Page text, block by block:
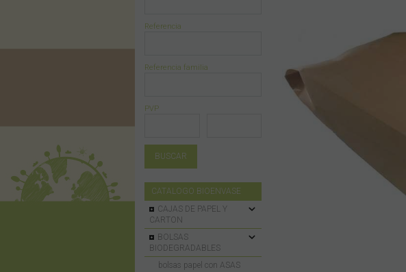
Referencia
Referencia familia
PVP
CATALOGO BIOENVASE
CAJAS DE PAPEL Y
CARTON
BOLSAS
BIODEGRADABLES
bolsas papel con ASAS